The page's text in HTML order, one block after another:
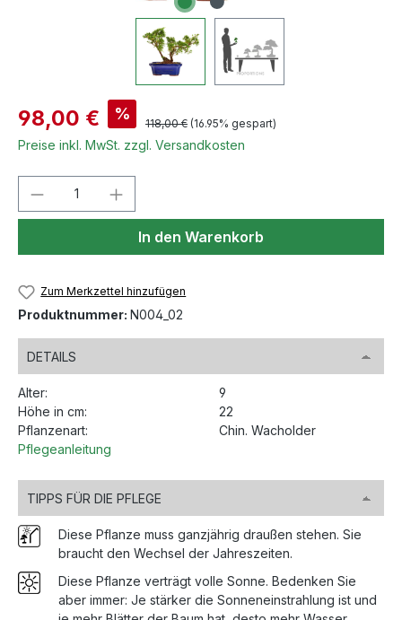
Verkaufspreis:
98,00 € % Regulärer Preis:
118,00 € (16.95% gespart)
Preise inkl. MwSt. zzgl. Versandkosten
Produkt Anzahl: Gib den
In den Warenkorb
Zum Merkzettel hinzufügen
Produktnummer: N004_02
DETAILS
Alter:
9
Höhe in cm:
22
Pflanzenart:
Chin. Wacholder
Pflegeanleitung
TIPPS FÜR DIE PFLEGE
Diese Pflanze muss ganzjährig draußen stehen. Sie
braucht den Wechsel der Jahreszeiten.
Diese Pflanze verträgt volle Sonne. Bedenken Sie
aber immer: Je stärker die Sonneneinstrahlung ist und